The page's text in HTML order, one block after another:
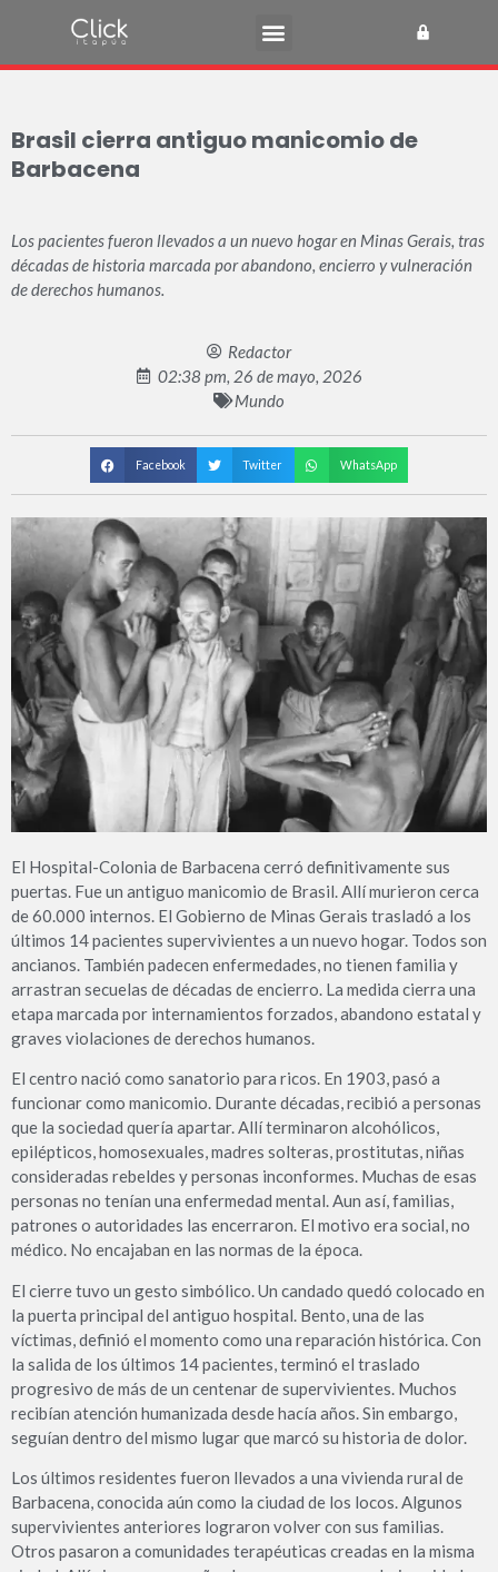
Brasil cierra antiguo manicomio de
Barbacena
Los pacientes fueron llevados a un nuevo hogar en Minas Gerais, tras
décadas de historia marcada por abandono, encierro y vulneración
de derechos humanos.
Redactor
02:38 pm, 26 de mayo, 2026
Mundo
Facebook Twitter WhatsApp
El Hospital-Colonia de Barbacena cerró definitivamente sus
puertas. Fue un antiguo manicomio de Brasil. Allí murieron cerca
de 60.000 internos. El Gobierno de Minas Gerais trasladó a los
últimos 14 pacientes supervivientes a un nuevo hogar. Todos son
ancianos. También padecen enfermedades, no tienen familia y
arrastran secuelas de décadas de encierro. La medida cierra una
etapa marcada por internamientos forzados, abandono estatal y
graves violaciones de derechos humanos.
El centro nació como sanatorio para ricos. En 1903, pasó a
funcionar como manicomio. Durante décadas, recibió a personas
que la sociedad quería apartar. Allí terminaron alcohólicos,
epilépticos, homosexuales, madres solteras, prostitutas, niñas
consideradas rebeldes y personas inconformes. Muchas de esas
personas no tenían una enfermedad mental. Aun así, familias,
patrones o autoridades las encerraron. El motivo era social, no
médico. No encajaban en las normas de la época.
El cierre tuvo un gesto simbólico. Un candado quedó colocado en
la puerta principal del antiguo hospital. Bento, una de las
víctimas, definió el momento como una reparación histórica. Con
la salida de los últimos 14 pacientes, terminó el traslado
progresivo de más de un centenar de supervivientes. Muchos
recibían atención humanizada desde hacía años. Sin embargo,
seguían dentro del mismo lugar que marcó su historia de dolor.
Los últimos residentes fueron llevados a una vivienda rural de
Barbacena, conocida aún como la ciudad de los locos. Algunos
supervivientes anteriores lograron volver con sus familias.
Otros pasaron a comunidades terapéuticas creadas en la misma